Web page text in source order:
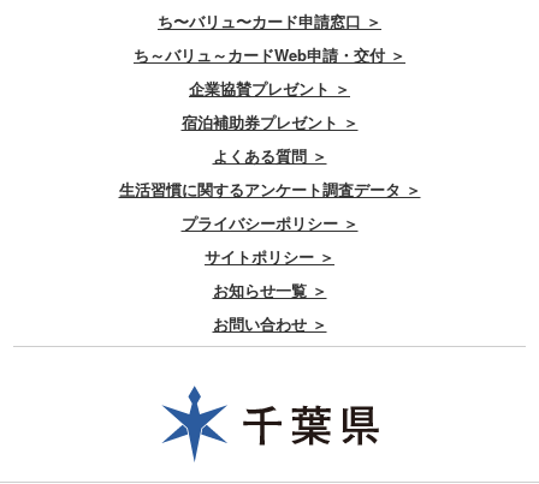
ち〜バリュ〜カード申請窓口 ＞
ち～バリュ～カードWeb申請・交付 ＞
企業協賛プレゼント ＞
宿泊補助券プレゼント ＞
よくある質問 ＞
生活習慣に関するアンケート調査データ ＞
プライバシーポリシー ＞
サイトポリシー ＞
お知らせ一覧 ＞
お問い合わせ ＞